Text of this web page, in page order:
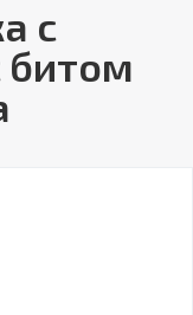
с
битом